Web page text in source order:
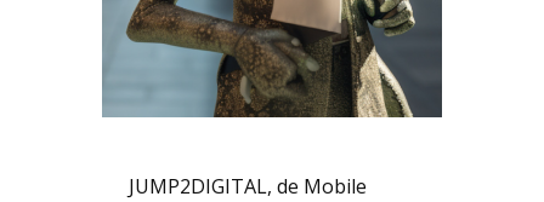
JUMP2DIGITAL, de Mobile